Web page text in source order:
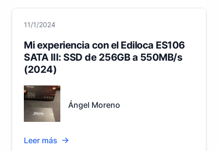
11/1/2024
Mi experiencia con el Ediloca ES106
SATA III: SSD de 256GB a 550MB/s
(2024)
Ángel Moreno
Leer más